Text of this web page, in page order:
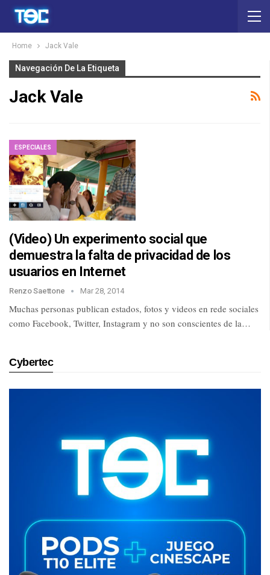
Home Jack Vale
Navegación De La Etiqueta
Jack Vale
ESPECIALES
(Video) Un experimento social que
demuestra la falta de privacidad de los
usuarios en Internet
Renzo Saettone Mar 28, 2014
Muchas personas publican estados, fotos y videos en rede sociales
como Facebook, Twitter, Instagram y no son conscientes de la…
Cybertec